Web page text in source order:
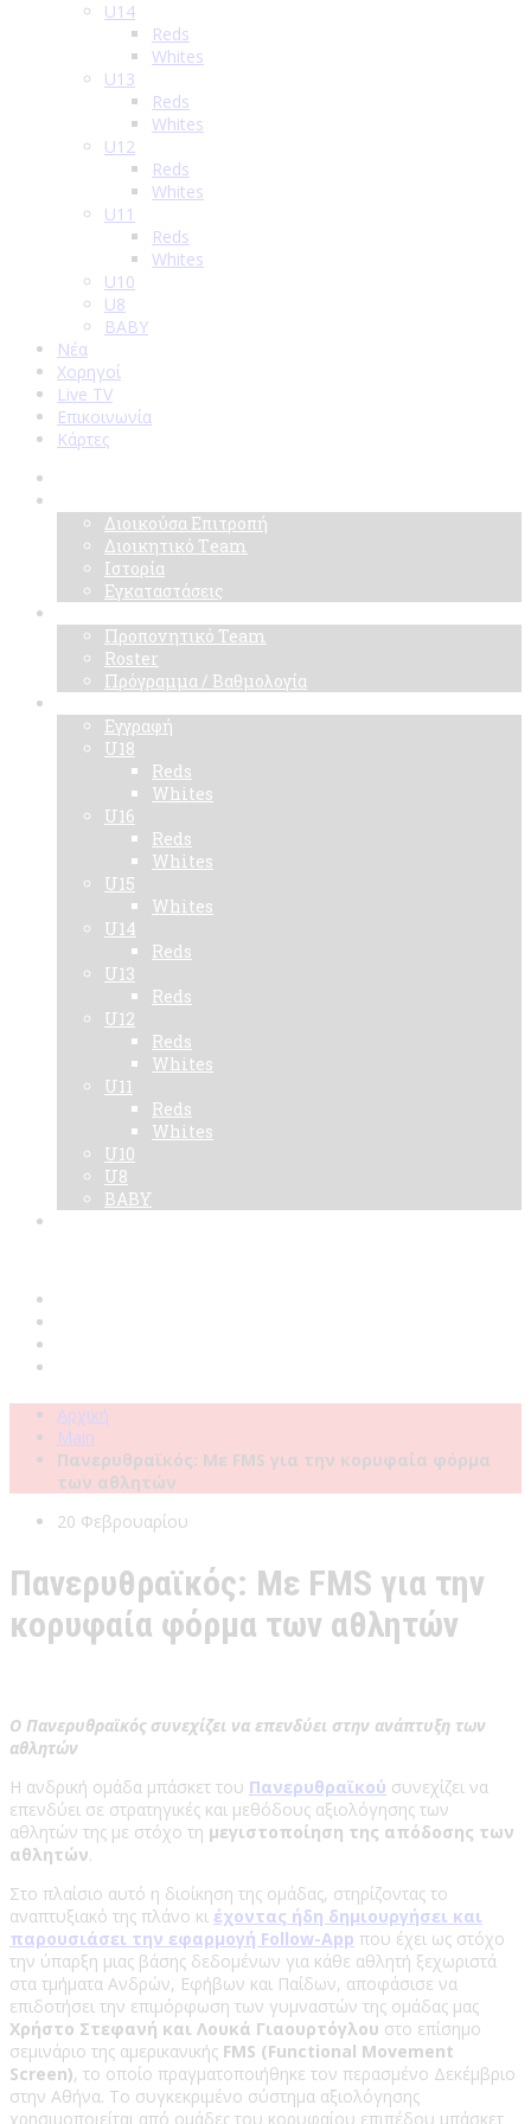
U14
Reds
Whites
U13
Reds
Whites
U12
Reds
Whites
U11
Reds
Whites
U10
U8
BABY
Νέα
Χορηγοί
Live TV
Επικοινωνία
Κάρτες
Διοικούσα Επιτροπή
Διοικητικό Τeam
Ιστορία
Εγκαταστάσεις
Προπονητικό Team
Roster
Πρόγραμμα / Βαθμολογία
Εγγραφή
U18
Reds
Whites
U16
Reds
Whites
U15
Whites
U14
Reds
U13
Reds
U12
Reds
Whites
U11
Reds
Whites
U10
U8
BABY
Αρχική
Main
Πανερυθραϊκός: Με FMS για την κορυφαία φόρμα
των αθλητών
20 Φεβρουαρίου
Πανερυθραϊκός: Με FMS για την
κορυφαία φόρμα των αθλητών
Ο Πανερυθραϊκός συνεχίζει να επενδύει στην ανάπτυξη των
αθλητών
Η ανδρική ομάδα μπάσκετ του Πανερυθραϊκού συνεχίζει να
επενδύει σε στρατηγικές και μεθόδους αξιολόγησης των
αθλητών της με στόχο τη μεγιστοποίηση της απόδοσης των
αθλητών.
Στο πλαίσιο αυτό η διοίκηση της ομάδας, στηρίζοντας το
αναπτυξιακό της πλάνο κι έχοντας ήδη δημιουργήσει και
παρουσιάσει την εφαρμογή Follow-App που έχει ως στόχο
την ύπαρξη μιας βάσης δεδομένων για κάθε αθλητή ξεχωριστά
στα τμήματα Ανδρών, Εφήβων και Παίδων, αποφάσισε να
επιδοτήσει την επιμόρφωση των γυμναστών της ομάδας μας
Χρήστο Στεφανή και Λουκά Γιαουρτόγλου στο επίσημο
σεμινάριο της αμερικανικής FMS (Functional Movement
Screen), το οποίο πραγματοποιήθηκε τον περασμένο Δεκέμβριο
στην Αθήνα. Το συγκεκριμένο σύστημα αξιολόγησης
χρησιμοποιείται από ομάδες του κορυφαίου επιπέδου μπάσκετ